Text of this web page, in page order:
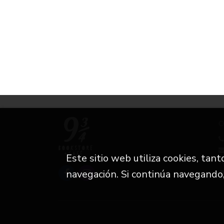
Este sitio web utiliza cookies,
navegación. Si continúa